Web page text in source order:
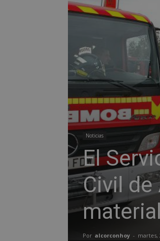
Noticias
El
Civil de
material
Por alcorconhoy - martes,